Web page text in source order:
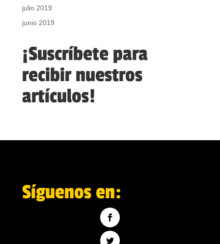
julio 2019
junio 2019
¡Suscríbete para
recibir nuestros
artículos!
Síguenos en: